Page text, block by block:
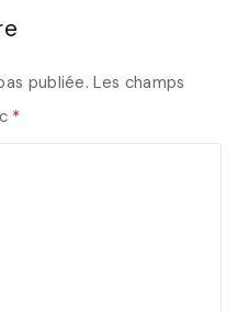
publiée. Les champs
*